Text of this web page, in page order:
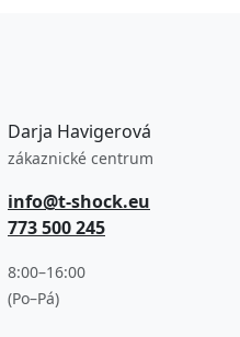
Darja Havigerová
zákaznické centrum
info@t-shock.eu
773 500 245
8:00–16:00
(Po–Pá)